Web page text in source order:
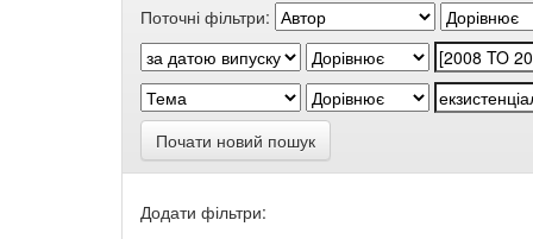
Поточні фільтри:
Почати новий пошук
Додати фільтри: